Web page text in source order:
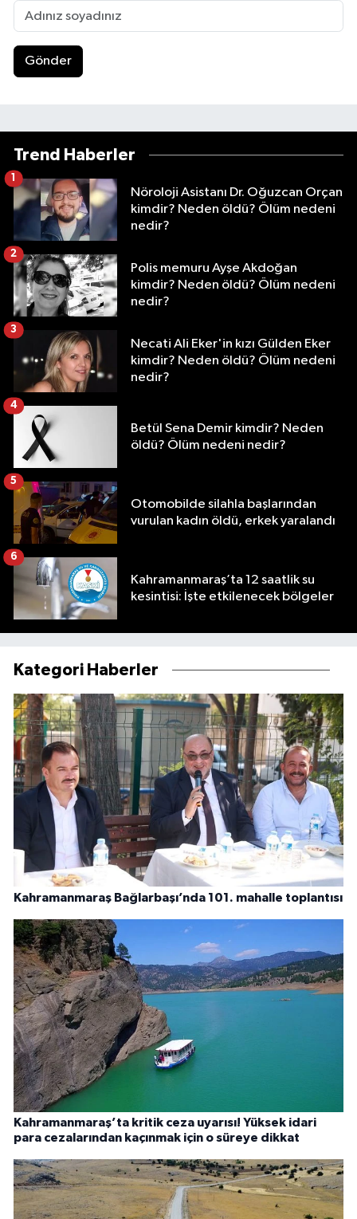
Gönder
Trend Haberler
Nöroloji Asistanı Dr. Oğuzcan Orçan
kimdir? Neden öldü? Ölüm nedeni
nedir?
1
Polis memuru Ayşe Akdoğan
kimdir? Neden öldü? Ölüm nedeni
nedir?
2
Necati Ali Eker'in kızı Gülden Eker
kimdir? Neden öldü? Ölüm nedeni
nedir?
3
Betül Sena Demir kimdir? Neden
öldü? Ölüm nedeni nedir?
4
Otomobilde silahla başlarından
vurulan kadın öldü, erkek yaralandı
5
Kahramanmaraş’ta 12 saatlik su
kesintisi: İşte etkilenecek bölgeler
6
Kategori Haberler
Kahramanmaraş Bağlarbaşı’nda 101. mahalle toplantısı
Kahramanmaraş’ta kritik ceza uyarısı! Yüksek idari
para cezalarından kaçınmak için o süreye dikkat